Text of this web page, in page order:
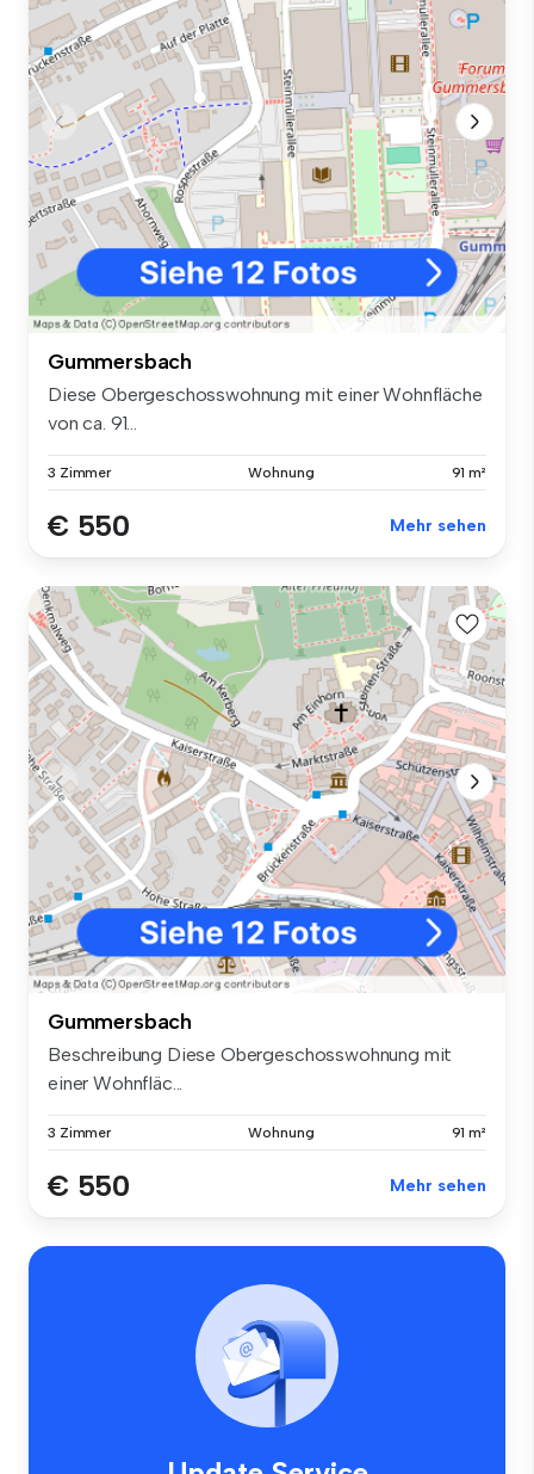
Gummersbach
Diese Obergeschosswohnung mit einer Wohnfläche
von ca. 91...
3 Zimmer Wohnung 91 m²
€ 550 Mehr sehen
Gummersbach
Beschreibung Diese Obergeschosswohnung mit
einer Wohnfläc...
3 Zimmer Wohnung 91 m²
€ 550 Mehr sehen